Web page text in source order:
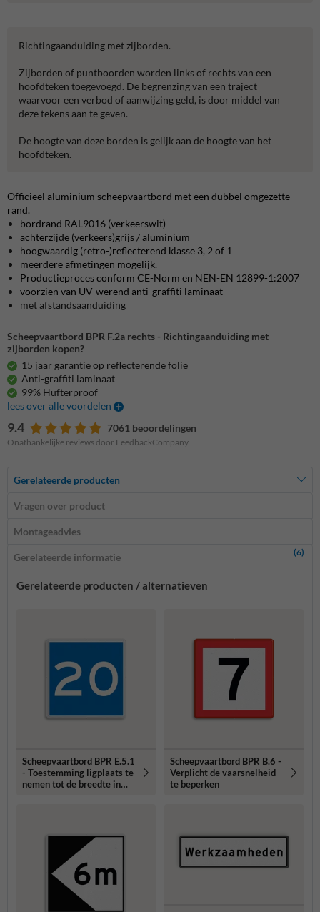
Richtingaanduiding met zijborden.
Zijborden of puntboorden worden links of rechts van een
hoofdteken toegevoegd. De begrenzing van een traject
waarvoor een verbod of aanwijzing geld, is door middel van
deze tekens aan te geven.
De hoogte van deze borden is gelijk aan de hoogte van het
hoofdteken.
Officieel aluminium scheepvaartbord met een dubbel omgezette
rand.
bordrand RAL9016 (verkeerswit)
achterzijde (verkeers)grijs / aluminium
hoogwaardig (retro-)reflecterend klasse 3, 2 of 1
meerdere afmetingen mogelijk.
Productieproces conform CE-Norm en NEN-EN 12899-1:2007
voorzien van UV-werend anti-graffiti laminaat
met afstandsaanduiding
Scheepvaartbord BPR F.2a rechts - Richtingaanduiding met
zijborden kopen?
15 jaar garantie op reflecterende folie
Anti-graffiti laminaat
99% Hufterproof
lees over alle voordelen
9.4 7061 beoordelingen
Onafhankelijke reviews door FeedbackCompany
Gerelateerde producten
Vragen over product
Montageadvies
Gerelateerde informatie (6)
Gerelateerde producten / alternatieven
Scheepvaartbord BPR E.5.1
- Toestemming ligplaats te
nemen tot de breedte in
Scheepvaartbord BPR B.6 -
Verplicht de vaarsnelheid
te beperken